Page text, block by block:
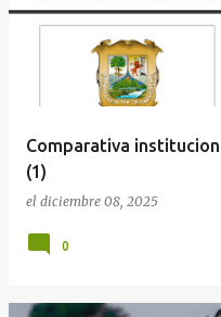
Comparativa
(1)
el diciembre 08, 2025
0